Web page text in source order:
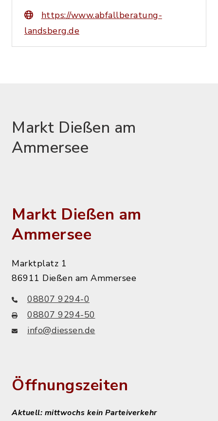
https://www.abfallberatung-
landsberg.de
Markt Dießen am
Ammersee
Markt Dießen am
Ammersee
Marktplatz 1
86911 Dießen am Ammersee
08807 9294-0
08807 9294-50
info@diessen.de
Öffnungszeiten
Aktuell: mittwochs kein Parteiverkehr